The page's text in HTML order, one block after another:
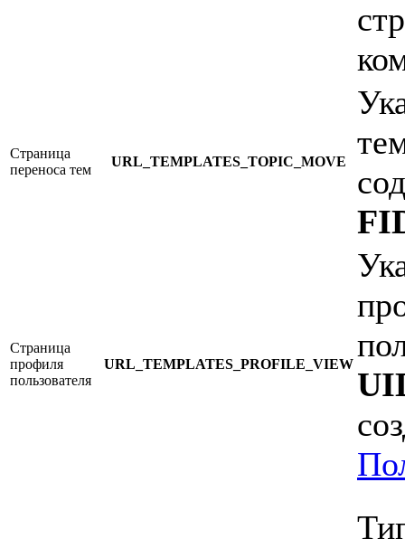
Страница
переноса тем
URL_TEMPLATES_TOPIC_MOVE
Страница
профиля
пользователя
URL_TEMPLATES_PROFILE_VIEW